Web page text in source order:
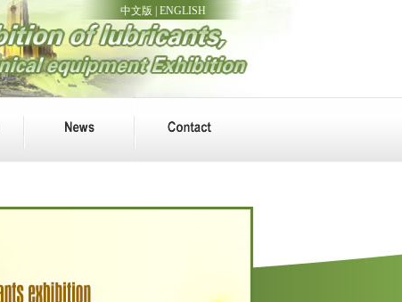
中文版 ENGLISH